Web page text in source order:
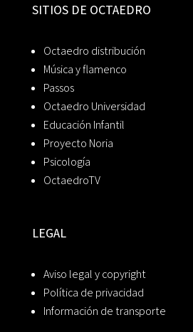
SITIOS DE OCTAEDRO
Octaedro distribución
Música y flamenco
Passos
Octaedro Universidad
Educación Infantil
Proyecto Noria
Psicología
OctaedroTV
LEGAL
Aviso legal y copyright
Política de privacidad
Información de transporte